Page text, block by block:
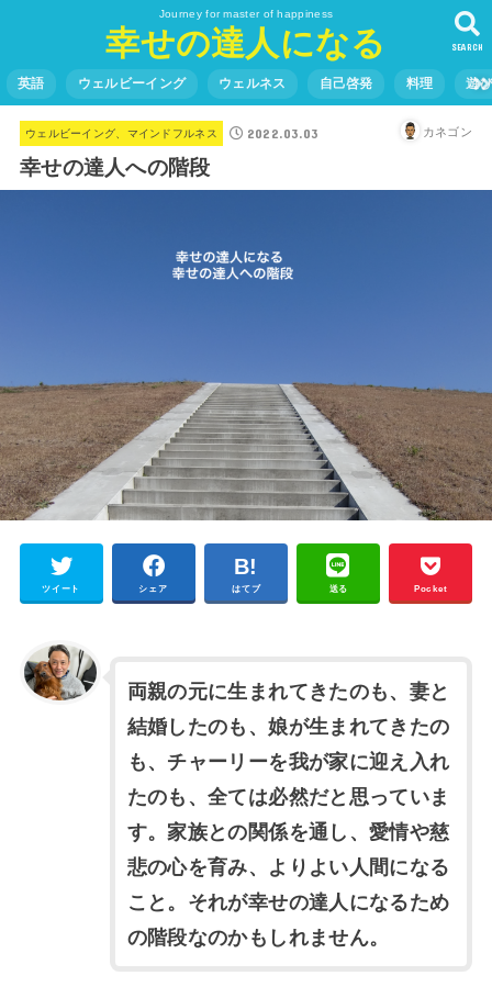
Journey for master of happiness
幸せの達人になる SEARCH
英語 ウェルビーイング ウェルネス 自己啓発 料理 遊
ウェルビーイング、マインドフルネス 2022.03.03 カネゴン
幸せの達人への階段
ツイート シェア はてブ 送る Pocket
両親の元に生まれてきたのも、妻と
結婚したのも、娘が生まれてきたの
も、チャーリーを我が家に迎え入れ
たのも、全ては必然だと思っていま
す。家族との関係を通し、愛情や慈
悲の心を育み、よりよい人間になる
こと。それが幸せの達人になるため
の階段なのかもしれません。